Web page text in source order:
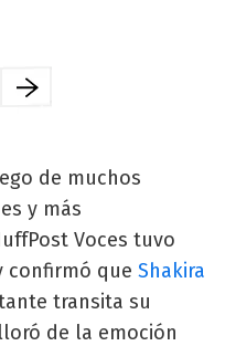
de muchos
y más
Voces tuvo
confirmó que Shakira
transita su
de la emoción